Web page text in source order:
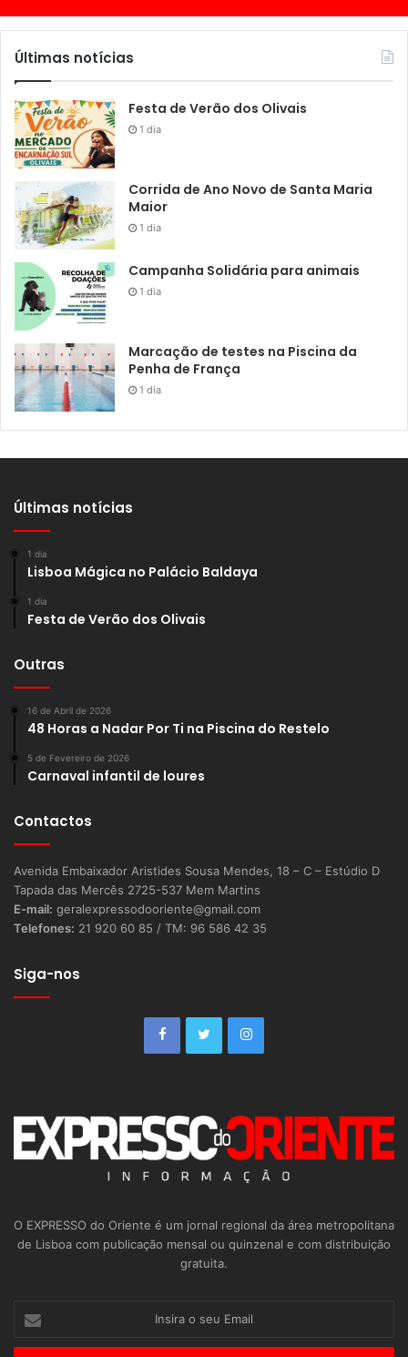
Últimas notícias
Festa de Verão dos Olivais
1 dia
Corrida de Ano Novo de Santa Maria
Maior
1 dia
Campanha Solidária para animais
1 dia
Marcação de testes na Piscina da
Penha de França
1 dia
Últimas notícias
1 dia
Lisboa Mágica no Palácio Baldaya
1 dia
Festa de Verão dos Olivais
Outras
16 de Abril de 2026
48 Horas a Nadar Por Ti na Piscina do Restelo
5 de Fevereiro de 2026
Carnaval infantil de loures
Contactos
Avenida Embaixador Aristides Sousa Mendes, 18 – C – Estúdio D
Tapada das Mercês 2725-537 Mem Martins
E-mail: geralexpressodooriente@gmail.com
Telefones: 21 920 60 85 / TM: 96 586 42 35
Siga-nos
O EXPRESSO do Oriente é um jornal regional da área metropolitana
de Lisboa com publicação mensal ou quinzenal e com distribuição
gratuita.
seu